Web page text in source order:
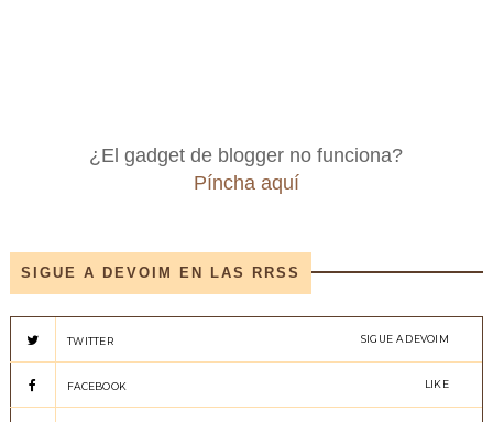
¿El gadget de blogger no funciona?
Píncha aquí
SIGUE A DEVOIM EN LAS RRSS
TWITTER SIGUE A DEVOIM
FACEBOOK LIKE